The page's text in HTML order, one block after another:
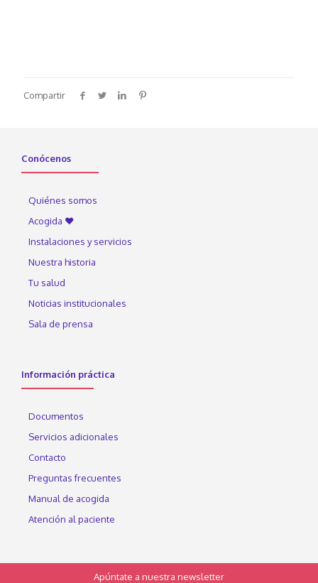
Compartir
Conócenos
Quiénes somos
Acogida ♥
Instalaciones y servicios
Nuestra historia
Tu salud
Noticias institucionales
Sala de prensa
Información práctica
Documentos
Servicios adicionales
Contacto
Preguntas frecuentes
Manual de acogida
Atención al paciente
Apúntate a nuestra newsletter